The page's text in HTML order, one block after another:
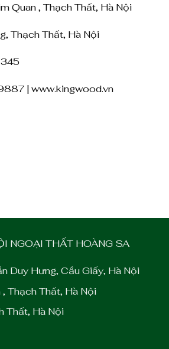
Quan , Thạch Thất, Hà Nội
Thạch Thất, Hà Nội
| www.kingwood.vn
NGOẠI THẤT HOÀNG SA
Duy Hưng, Cầu Giấy, Hà Nội
Thạch Thất, Hà Nội
Thất, Hà Nội